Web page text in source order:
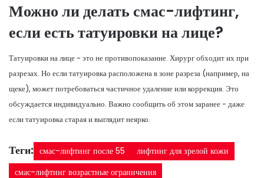
Можно ли делать смас-лифтинг,
если есть татуировки на лице?
Татуировки на лице - это не противопоказание. Хирург обходит их при
разрезах. Но если татуировка расположена в зоне разреза (например, на
щеке), может потребоваться частичное удаление или коррекция. Это
обсуждается индивидуально. Важно сообщить об этом заранее - даже
если татуировка старая и выглядит неярко.
Теги: смас-лифтинг после 55
лифтинг для зрелой кожи
смас-лифтинг возрастные ограничения